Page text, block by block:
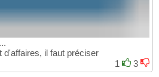
il faut préciser
1
3